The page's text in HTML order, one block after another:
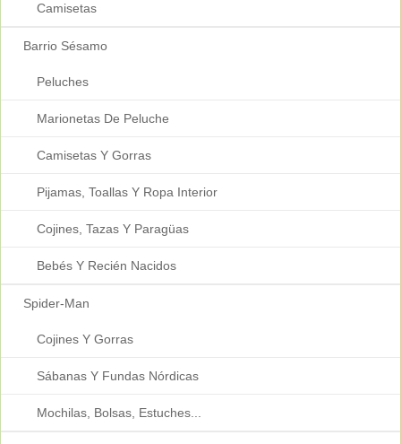
Camisetas
Barrio Sésamo
Peluches
Marionetas De Peluche
Camisetas Y Gorras
Pijamas, Toallas Y Ropa Interior
Cojines, Tazas Y Paragüas
Bebés Y Recién Nacidos
Spider-Man
Cojines Y Gorras
Sábanas Y Fundas Nórdicas
Mochilas, Bolsas, Estuches...